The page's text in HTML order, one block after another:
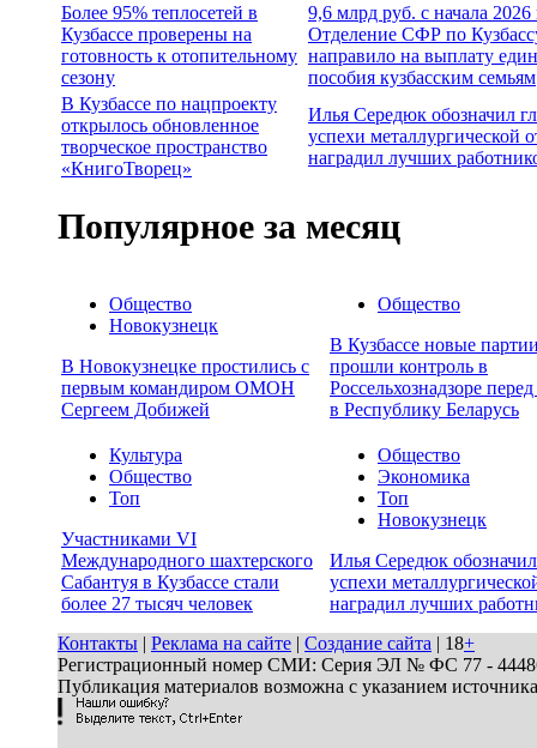
Более 95% теплосетей в
Кузбассе проверены на
готовность к отопительному
сезону
9,6 млрд руб. с начала 2026
Отделение СФР по
направило на выплату
пособия кузбасским семьям
В Кузбассе по нацпроекту
открылось обновленное
творческое пространство
«КнигоТворец»
Илья Середюк обозначил
успехи металлургической
наградил лучших
Популярное за месяц
Общество
Новокузнецк
В Новокузнецке простились с
первым командиром ОМОН
Сергеем Добижей
Общество
В Кузбассе новые
прошли контроль в
Россельхознадзоре
в Республику Беларусь
Культура
Общество
Топ
Участниками VI
Международного шахтерского
Сабантуя в Кузбассе стали
более 27 тысяч человек
Общество
Экономика
Топ
Новокузнецк
Илья Середюк
успехи
наградил лучших
Контакты | Реклама на сайте | Создание сайта | 18+
Регистрационный номер СМИ: Серия ЭЛ № ФС 77 - 44486
Публикация материалов возможна с указанием